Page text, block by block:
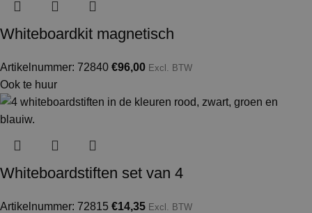
Whiteboardkit magnetisch
Artikelnummer: 72840 €96,00 Excl. BTW
Ook te huur
Whiteboardstiften set van 4
Artikelnummer: 72815 €14,35 Excl. BTW